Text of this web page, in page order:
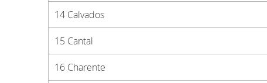
14 Calvados
15 Cantal
16 Charente